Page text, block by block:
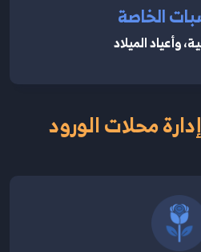
الخاصة
وأعياد الميلاد
محلات الورود